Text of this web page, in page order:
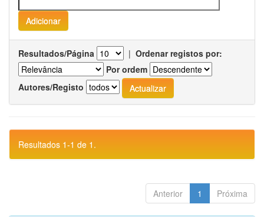
Resultados/Página | Ordenar registos por:
Por ordem
Autores/Registo
Resultados 1-1 de 1.
Anterior 1 Próxima